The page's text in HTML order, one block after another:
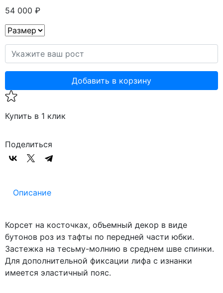
54 000 ₽
Добавить в корзину
Купить в 1 клик
Поделиться
Описание
Корсет на косточках, объемный декор в виде
бутонов роз из тафты по передней части юбки.
Застежка на тесьму-молнию в среднем шве спинки.
Для дополнительной фиксации лифа с изнанки
имеется эластичный пояс.